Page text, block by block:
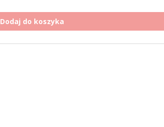
Dodaj do koszyka